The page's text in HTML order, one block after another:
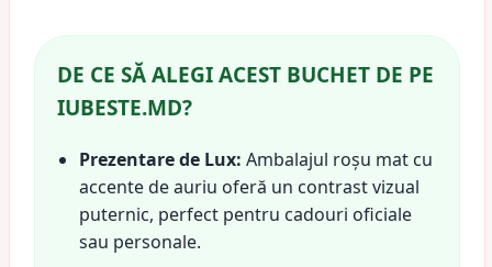
DE CE SĂ ALEGI ACEST BUCHET DE PE
IUBESTE.MD?
Prezentare de Lux: Ambalajul roșu mat cu
accente de auriu oferă un contrast vizual
puternic, perfect pentru cadouri oficiale
sau personale.